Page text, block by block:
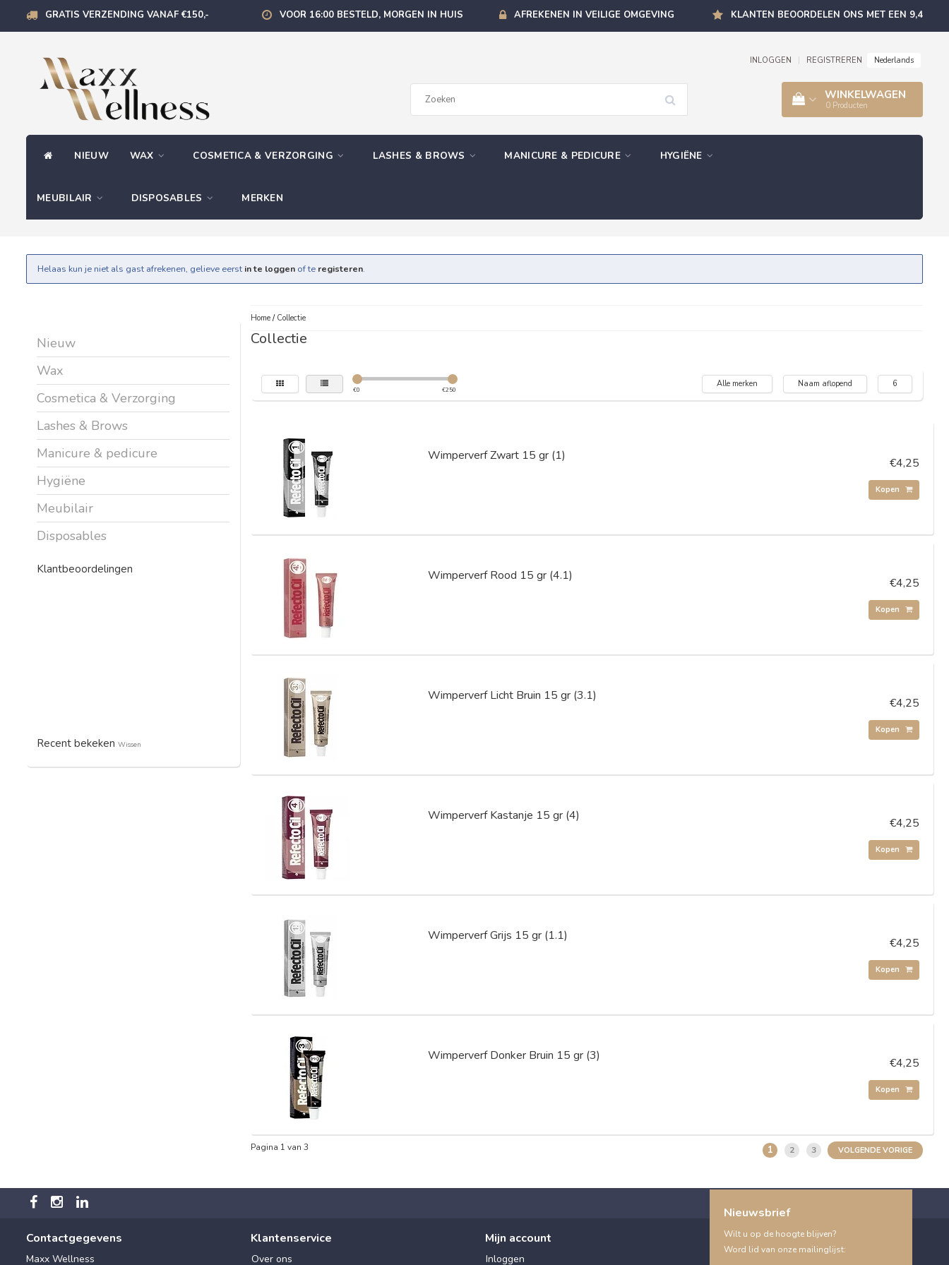
GRATIS VERZENDING VANAF €150,- VOOR 16:00 BESTELD, MORGEN IN HUIS AFREKENEN IN VEILIGE OMGEVING KLANTEN BEOORDELEN ONS MET EEN 9,4
INLOGGEN REGISTREREN Nederlands
WINKELWAGEN
0 Producten
NIEUW WAX COSMETICA & VERZORGING LASHES & BROWS MANICURE & PEDICURE HYGIËNE
MEUBILAIR DISPOSABLES MERKEN
Helaas kun je niet als gast afrekenen, gelieve eerst in te loggen of te registeren.
Nieuw
Wax
Cosmetica & Verzorging
Lashes & Brows
Manicure & pedicure
Hygiëne
Meubilair
Disposables
Klantbeoordelingen
Recent bekeken Wissen
Home/ Collectie
Collectie
€0 €250
Alle merken Naam aflopend 6
Wimperverf Zwart 15 gr (1) €4,25
Kopen
Wimperverf Rood 15 gr (4.1) €4,25
Kopen
Wimperverf Licht Bruin 15 gr (3.1) €4,25
Kopen
Wimperverf Kastanje 15 gr (4) €4,25
Kopen
Wimperverf Grijs 15 gr (1.1) €4,25
Kopen
Wimperverf Donker Bruin 15 gr (3) €4,25
Kopen
Pagina 1 van 3 1 2 3 VOLGENDE VORIGE
Contactgegevens
Maxx Wellness
Klantenservice
Over ons
Mijn account
Inloggen
Nieuwsbrief
Wilt u op de hoogte blijven?
Word lid van onze mailinglijst: